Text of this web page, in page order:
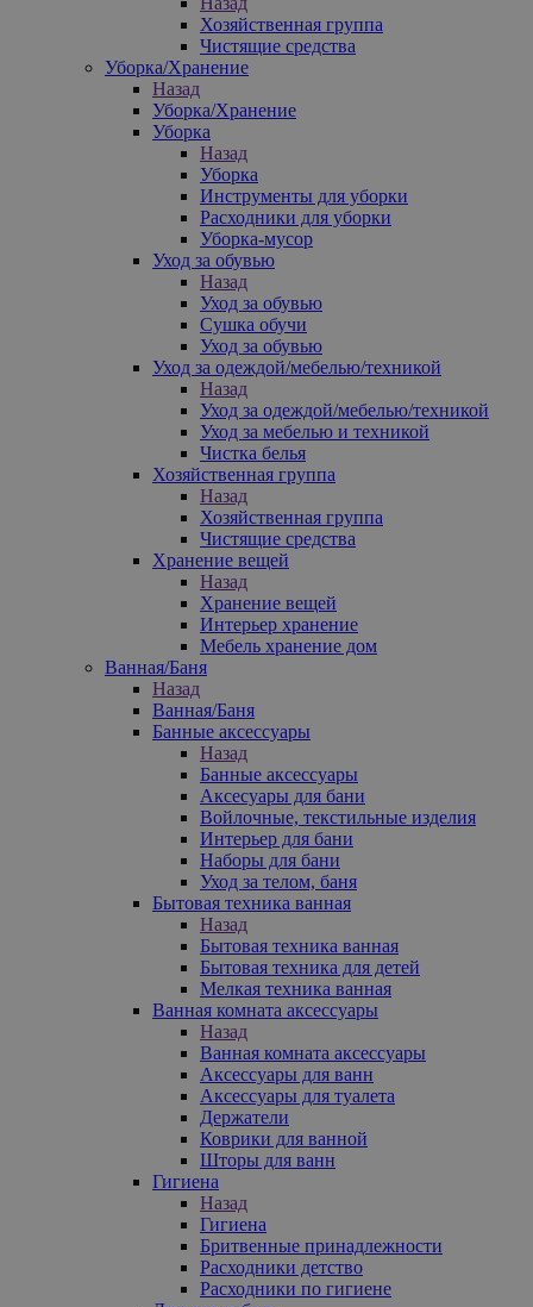
Хозяйственная группа
Чистящие средства
Уборка/Хранение
Назад
Уборка/Хранение
Уборка
Назад
Уборка
Инструменты для уборки
Расходники для уборки
Уборка-мусор
Уход за обувью
Назад
Уход за обувью
Сушка обучи
Уход за обувью
Уход за одеждой/мебелью/техникой
Назад
Уход за одеждой/мебелью/техникой
Уход за мебелью и техникой
Чистка белья
Хозяйственная группа
Назад
Хозяйственная группа
Чистящие средства
Хранение вещей
Назад
Хранение вещей
Интерьер хранение
Мебель хранение дом
Ванная/Баня
Назад
Ванная/Баня
Банные аксессуары
Назад
Банные аксессуары
Аксесуары для бани
Войлочные, текстильные изделия
Интерьер для бани
Наборы для бани
Уход за телом, баня
Бытовая техника ванная
Назад
Бытовая техника ванная
Бытовая техника для детей
Мелкая техника ванная
Ванная комната аксессуары
Назад
Ванная комната аксессуары
Аксессуары для ванн
Аксессуары для туалета
Держатели
Коврики для ванной
Шторы для ванн
Гигиена
Назад
Гигиена
Бритвенные принадлежности
Расходники детство
Расходники по гигиене